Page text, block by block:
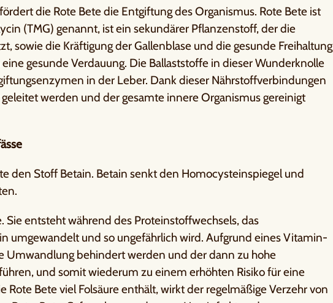
die Rote Bete die Entgiftung des Organismus. Rote Bete ist
(TMG) genannt, ist ein sekundärer Pflanzenstoff, der die
sowie die Kräftigung der Gallenblase und die gesunde Freihaltung
gesunde Verdauung. Die Ballaststoffe in dieser Wunderknolle
in der Leber. Dank dieser Nährstoffverbindungen
werden und der gesamte innere Organismus gereinigt
den Stoff Betain. Betain senkt den Homocysteinspiegel und
entsteht während des Proteinstoffwechsels, das
umgewandelt und so ungefährlich wird. Aufgrund eines Vitamin-
Umwandlung behindert werden und der dann zu hohe
und somit wiederum zu einem erhöhten Risiko für eine
Rote Bete viel Folsäure enthält, wirkt der regelmäßige Verzehr von